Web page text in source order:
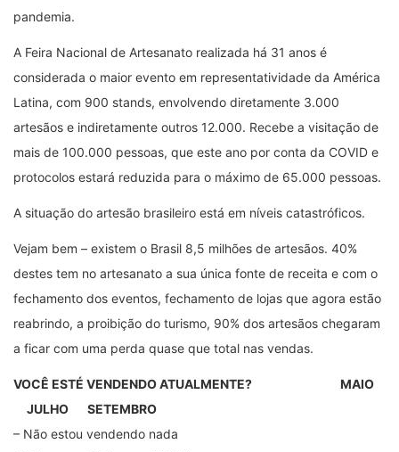
pandemia.
A Feira Nacional de Artesanato realizada há 31 anos é
considerada o maior evento em representatividade da América
Latina, com 900 stands, envolvendo diretamente 3.000
artesãos e indiretamente outros 12.000. Recebe a visitação de
mais de 100.000 pessoas, que este ano por conta da COVID e
protocolos estará reduzida para o máximo de 65.000 pessoas.
A situação do artesão brasileiro está em níveis catastróficos.
Vejam bem – existem o Brasil 8,5 milhões de artesãos. 40%
destes tem no artesanato a sua única fonte de receita e com o
fechamento dos eventos, fechamento de lojas que agora estão
reabrindo, a proibição do turismo, 90% dos artesãos chegaram
a ficar com uma perda quase que total nas vendas.
VOCÊ ESTÉ VENDENDO ATUALMENTE? MAIO
JULHO SETEMBRO
– Não estou vendendo nada